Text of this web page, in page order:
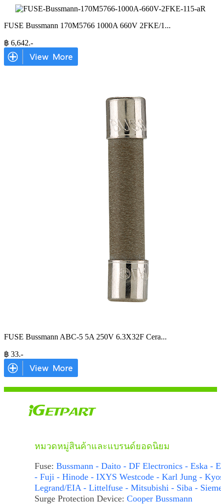
FUSE Bussmann 170M5766 1000A 660V 2FKE/1 ...
฿ 6,642.-
FUSE Bussmann ABC-5 5A 250V 6.3X32F Cera...
฿ 33.-
หมวดหมู่สินค้าและแบรนด์ยอดนิยม
Fuse: Bussmann - Daito - DF Electronics - Eska -
- Fuji - Hinode - IXYS Westcode - Karl Jung -
Legrand/EIA - Littelfuse - Mitsubishi - Siba -
Surge Protection Device: Cooper Bussmann